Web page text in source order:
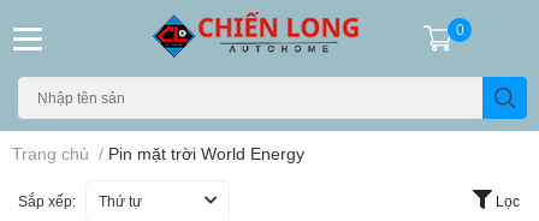
0
Trang chủ / Pin mặt trời World Energy
Sắp xếp: Thứ tự Lọc